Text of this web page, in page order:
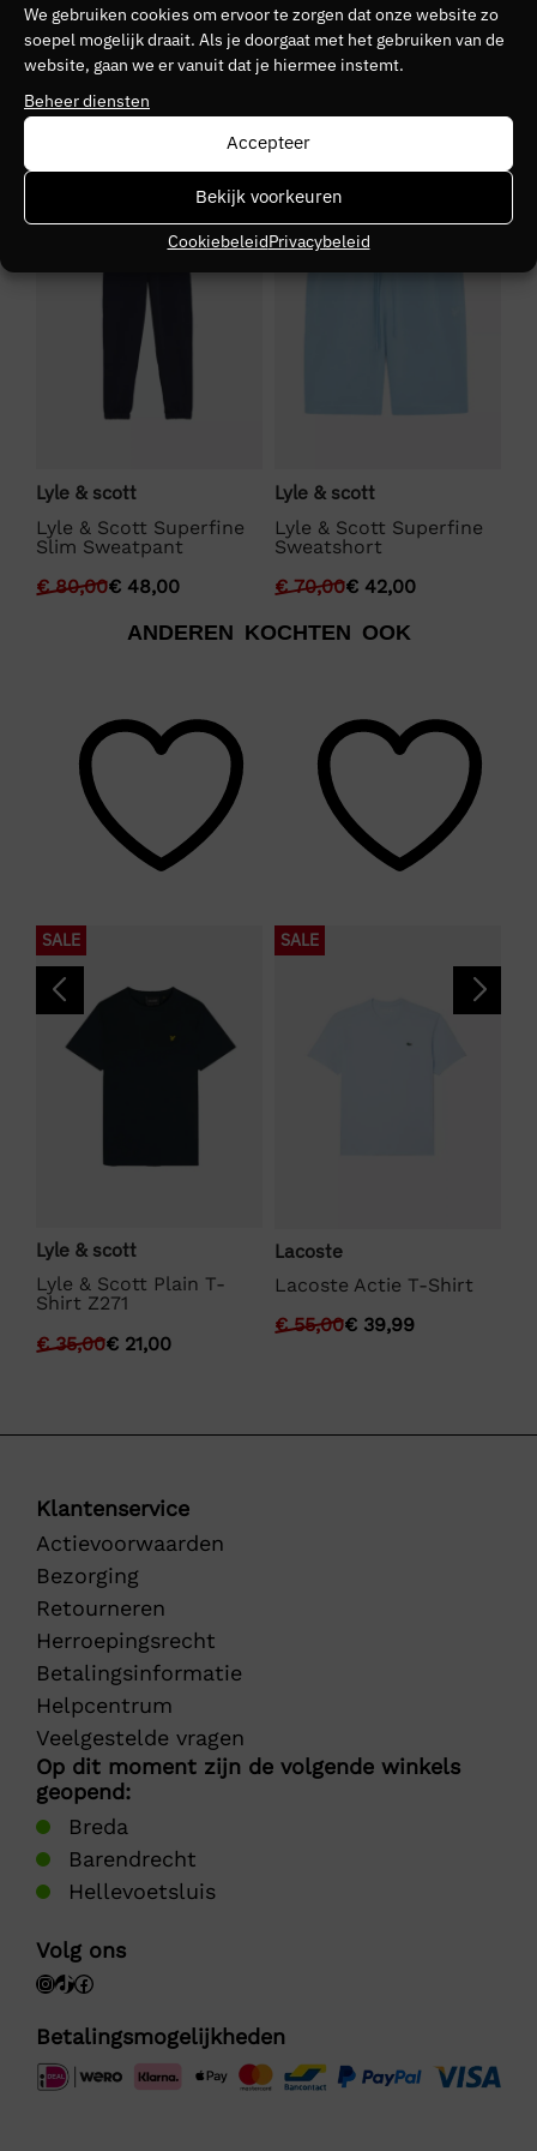
We gebruiken cookies om ervoor te zorgen dat onze website zo
soepel mogelijk draait. Als je doorgaat met het gebruiken van de
website, gaan we er vanuit dat je hiermee instemt.
Beheer diensten
Accepteer
Bekijk voorkeuren
CookiebeleidPrivacybeleid
Kleurnummer
10
Seizoen
Lyle & scott
Lyle & Scott Superfine
Slim Sweatpant
€80,00€ 48,00
Lyle & scott
Lyle & Scott Superfine
Sweatshort
€70,00€ 42,00
ANDEREN KOCHTEN OOK
SALE
Lyle & scott
Lyle & Scott Plain T-
Shirt Z271
€35,00€ 21,00
SALE
Lacoste
Lacoste Actie T-Shirt
€55,00€ 39,99
Klantenservice
Actievoorwaarden
Bezorging
Retourneren
Herroepingsrecht
Betalingsinformatie
Helpcentrum
Veelgestelde vragen
Op dit moment zijn de volgende winkels
geopend:
Breda
Barendrecht
Hellevoetsluis
Volg ons
Betalingsmogelijkheden